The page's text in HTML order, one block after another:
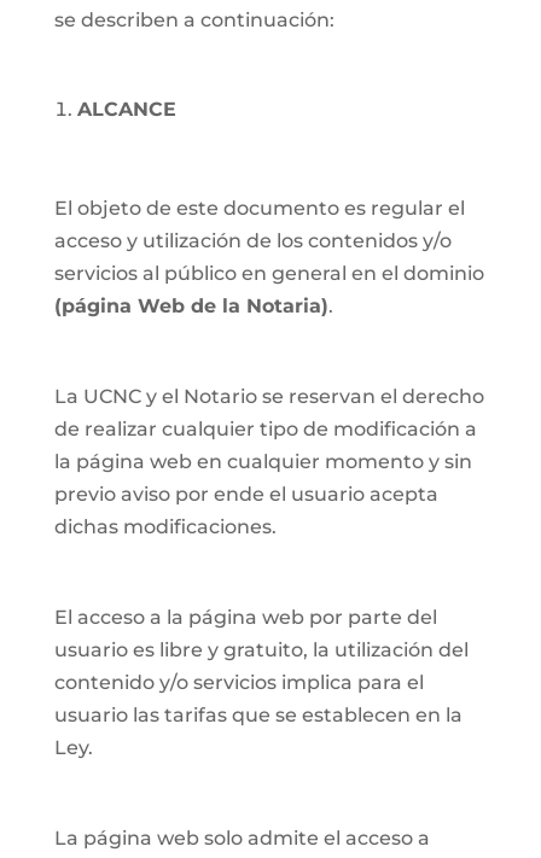
se describen a continuación:
ALCANCE
El objeto de este documento es regular el
acceso y utilización de los contenidos y/o
servicios al público en general en el dominio
(página Web de la Notaria).
La UCNC y el Notario se reservan el derecho
de realizar cualquier tipo de modificación a
la página web en cualquier momento y sin
previo aviso por ende el usuario acepta
dichas modificaciones.
El acceso a la página web por parte del
usuario es libre y gratuito, la utilización del
contenido y/o servicios implica para el
usuario las tarifas que se establecen en la
Ley.
La página web solo admite el acceso a